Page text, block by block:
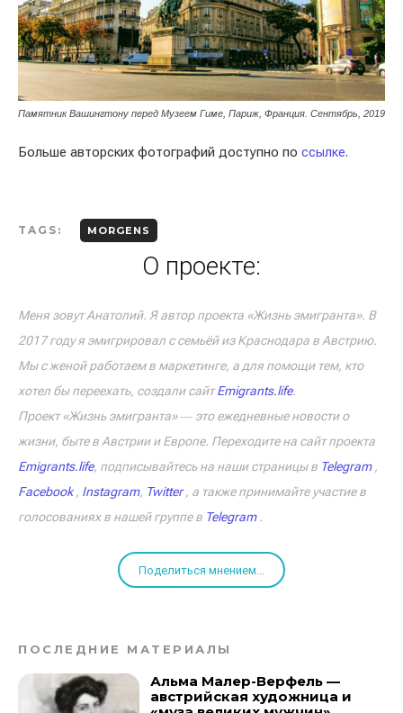
Памятник Вашингтону перед Музеем Гиме, Париж, Франция. Сентябрь, 2019
Больше авторских фотографий доступно по ссылке.
TAGS: MORGENS
О проекте:
Меня зовут Анатолий. Я автор проекта «Жизнь эмигранта». В
2017 году я эмигрировал с семьёй из Краснодара в Австрию.
Мы с женой работаем в маркетинге, а для помощи тем, кто
хотел бы переехать, создали сайтEmigrants.life.
Проект «Жизнь эмигранта» ― это ежедневные новости о
жизни, быте в Австрии и Европе. Переходите на сайт проекта
Emigrants.life, подписывайтесь на наши страницы в Telegram,
Facebook, Instagram, Twitter, а также принимайте участие в
голосованиях в нашей группе в Telegram.
Поделиться мнением...
ПОСЛЕДНИЕ МАТЕРИАЛЫ
Альма Малер-Верфель —
австрийская художница и